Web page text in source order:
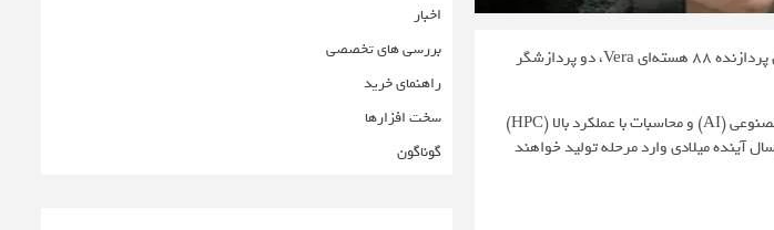
خود را به‌نمایش درآورد؛ بردی بسیار جمع‌وجور که شامل پردازنده 88 هسته‌ای Vera، دو پردازشگر
این نمایش در جریان سخنرانی اصلی GTC در واشینگتن دی‌سی انجام و اعلام شد که این ابرتراشه برای هوش مصنوعی (AI) و محاسبات با عملکرد بالا (HPC)
آینده میلادی وارد مرحله تولید خواهند
اخبار
بررسی های تخصصی
راهنمای خرید
سخت افزارها
گوناگون